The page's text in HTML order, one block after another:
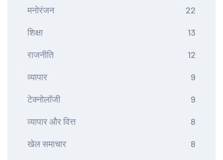
मनोरंजन 22
शिक्षा 13
राजनीति 12
व्यापार 9
टेक्नोलॉजी 9
व्यापार और वित्त 8
खेल समाचार 8